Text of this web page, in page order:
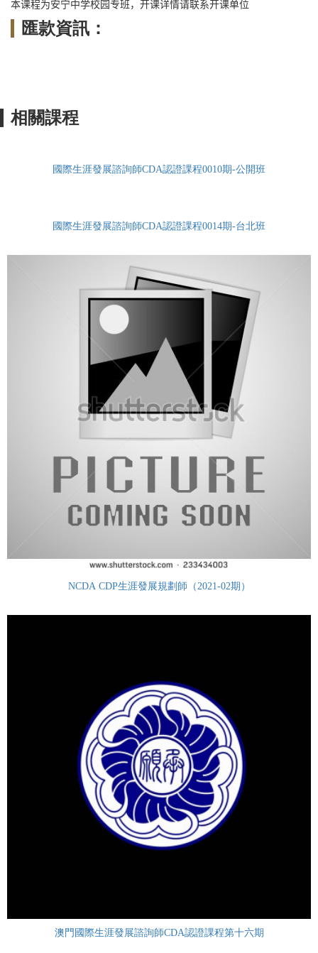
本课程为安宁中学校园专班，开课详情请联系开课单位
匯款資訊：
相關課程
國際生涯發展諮詢師CDA認證課程0010期-公開班
國際生涯發展諮詢師CDA認證課程0014期-台北班
NCDA CDP生涯發展規劃師（2021-02期）
澳門國際生涯發展諮詢師CDA認證課程第十六期